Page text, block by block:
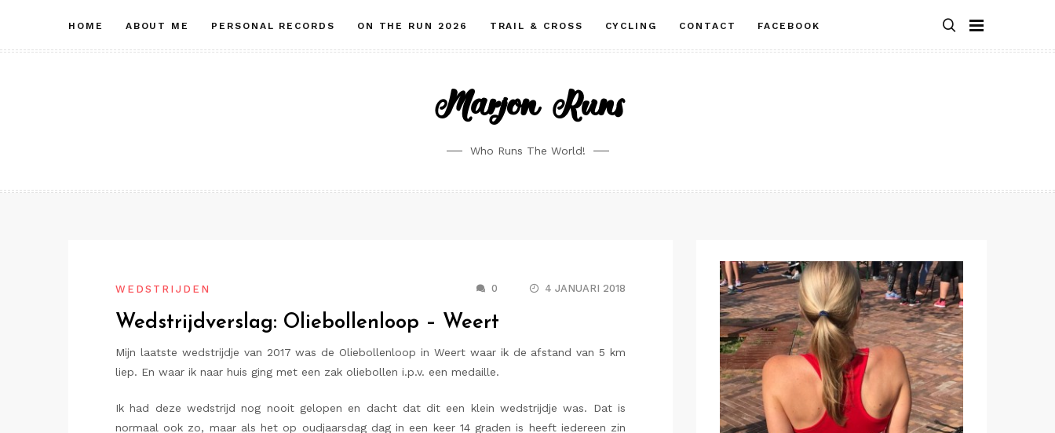
content
HOME ABOUT ME PERSONAL RECORDS ON THE RUN 2026 TRAIL & CROSS CYCLING CONTACT FACEBOOK
Marjon Runs
Who Runs The World!
WEDSTRIJDEN 0 4 JANUARI 2018
Wedstrijdverslag: Oliebollenloop – Weert
Mijn laatste wedstrijdje van 2017 was de Oliebollenloop in Weert waar ik de afstand van 5 km
liep. En waar ik naar huis ging met een zak oliebollen i.p.v. een medaille.
Ik had deze wedstrijd nog nooit gelopen en dacht dat dit een klein wedstrijdje was. Dat is
normaal ook zo, maar als het op oudjaarsdag dag in een keer 14 graden is heeft iedereen zin